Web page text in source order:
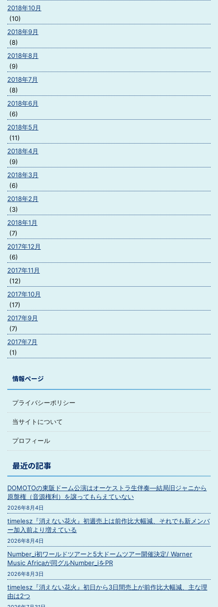
2018年10月
(10)
2018年9月
(8)
2018年8月
(9)
2018年7月
(8)
2018年6月
(6)
2018年5月
(11)
2018年4月
(9)
2018年3月
(6)
2018年2月
(3)
2018年1月
(7)
2017年12月
(6)
2017年11月
(12)
2017年10月
(17)
2017年9月
(7)
2017年7月
(1)
情報ページ
プライバシーポリシー
当サイトについて
プロフィール
最近の記事
DOMOTOの東阪ドーム公演はオーケストラ生伴奏―結局旧ジャニから
原盤権（音源権利）を譲ってもらえていない
2026年8月4日
timelesz『消えない花火』初週売上は前作比大幅減、それでも新メンバ
ー加入前より増えている
2026年8月4日
Number_i初ワールドツアーと5大ドームツアー開催決定/ Warner
Music Africaが同グルNumber_iをPR
2026年8月3日
timelesz『消えない花火』初日から3日間売上が前作比大幅減、主な理
由は2つ